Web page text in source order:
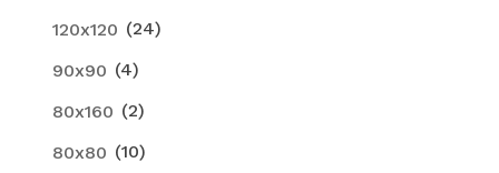
120x120 (24)
90x90 (4)
80x160 (2)
80x80 (10)